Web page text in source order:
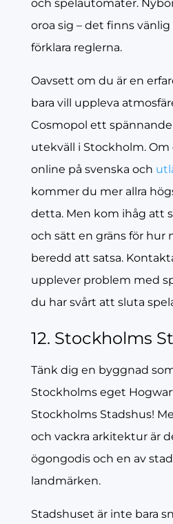
och spelautomater.
oroa sig – det finns
förklara reglerna.
Oavsett om du är en
bara vill uppleva
Cosmopol ett
utekväll i Stockholm. Om
online på svenska och
kommer du mer allra
detta. Men kom ihåg att
och sätt en gräns för hur
beredd att satsa.
upplever problem med
du har svårt att sluta
12. Stockholms
Tänk dig en byggnad
Stockholms eget
Stockholms Stadshus!
och vackra arkitektur är
ögongodis och en av
landmärken.
Stadshuset är inte bara